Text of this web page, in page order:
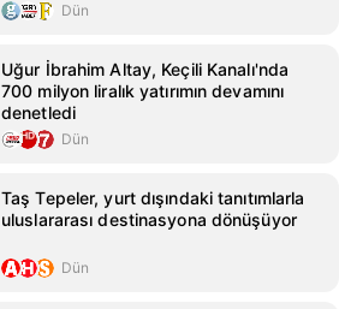
Dün
Uğur İbrahim Altay, Keçili Kanalı'nda
700 milyon liralık yatırımın devamını
denetledi
Dün
Taş Tepeler, yurt dışındaki tanıtımlarla
uluslararası destinasyona dönüşüyor
Dün